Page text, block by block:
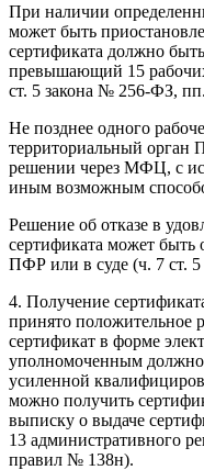
При наличии
может быть
сертификата должно
превышающий 15
ст. 5 закона № 256-ФЗ,
Не позднее одного
территориальный орган
решении через МФЦ, с
иным возможным
Решение об отказе в
сертификата может
ПФР или в суде (ч. 7 ст.
4. Получение
принято положительное
сертификат в форме
уполномоченным
усиленной
можно получить
выписку о выдаче
13 административного
правил № 138н).